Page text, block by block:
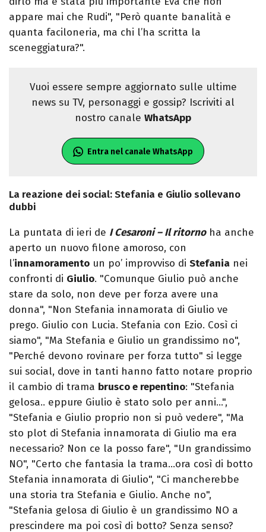
appare mai che Rudi", "Però quante banalità e
quanta faciloneria, ma chi l’ha scritta la
sceneggiatura?".
Vuoi essere sempre aggiornato sulle ultime
news su TV, personaggi e gossip? Iscriviti al
nostro canale WhatsApp
Entra nel canale WhatsApp
La reazione dei social: Stefania e Giulio sollevano
dubbi
La puntata di ieri de I Cesaroni – Il ritornoha anche
aperto un nuovo filone amoroso, con
l’innamoramento un po’ improvviso di Stefania nei
confronti di Giulio. "Comunque Giulio può anche
stare da solo, non deve per forza avere una
donna", "Non Stefania innamorata di Giulio ve
prego. Giulio con Lucia. Stefania con Ezio. Così ci
siamo", "Ma Stefania e Giulio un grandissimo no",
"Perché devono rovinare per forza tutto" si legge
sui social, dove in tanti hanno fatto notare proprio
il cambio di trama brusco e repentino: "Stefania
gelosa.. eppure Giulio è stato solo per anni…",
"Stefania e Giulio proprio non si può vedere", "Ma
sto plot di Stefania innamorata di Giulio ma era
necessario? Non ce la posso fare", "Un grandissimo
NO", "Certo che fantasia la trama…ora così di botto
Stefania innamorata di Giulio", "Ci mancherebbe
una storia tra Stefania e Giulio. Anche no",
"Stefania gelosa di Giulio è un grandissimo NO a
prescindere ma poi così di botto? Senza senso?